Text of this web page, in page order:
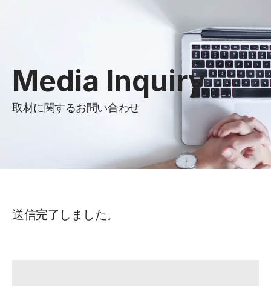
取材に関するお問い合わせ
Media Inquiry
送信完了しました。